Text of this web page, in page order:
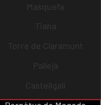
Masquefa
Tiana
Torre de Claramunt
Pallejà
Castellgalí